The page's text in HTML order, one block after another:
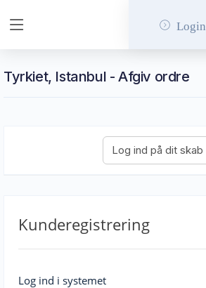
Login
Tyrkiet, Istanbul - Afgiv ordre
Kunderegistrering
Log ind i systemet